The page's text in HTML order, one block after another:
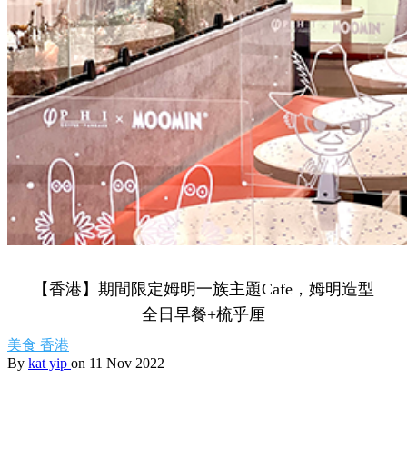
【香港】期間限定姆明一族主題Cafe，姆明造型
全日早餐+梳乎厘
美食 香港
By kat yip on 11 Nov 2022